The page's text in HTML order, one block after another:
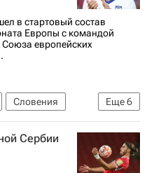
в стартовый состав
Европы с командой
европейских
Еще6
Словения
Союз европейских футбольных ассоциаций (УЕФА)
Сербии